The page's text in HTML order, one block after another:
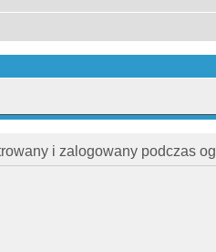
i zalogowany podczas